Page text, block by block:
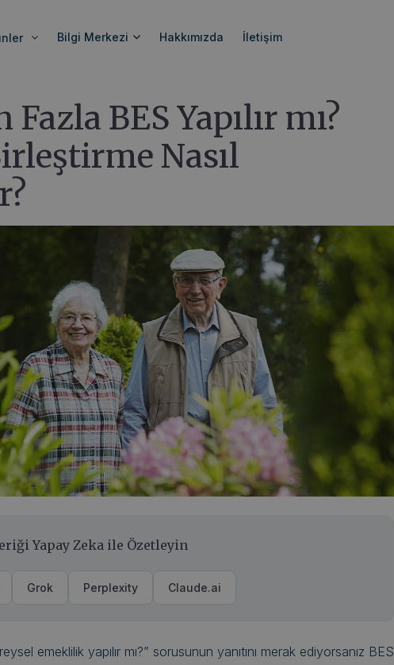
Bilgi Merkezi Hakkımızda İletişim
BES Yapılır mı? BES Birleştirme Nasıl Yapılır?
Fazla BES Yapılır mı?
Nasıl
Yapay Zeka ile Özetleyin
Grok Perplexity Claude.ai
emeklilik yapılır mı?” sorusunun yanıtını merak ediyorsanız BES